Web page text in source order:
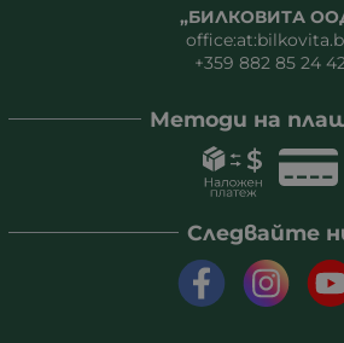
„БИЛКОВИТА
+359 882 85 24 42
Методи на
Следвайте